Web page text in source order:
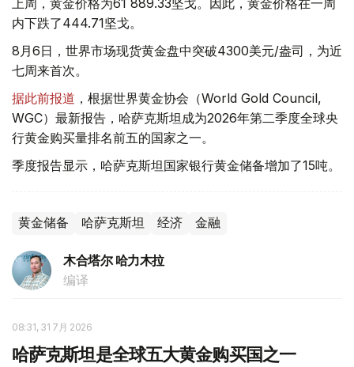
上周，黄金价格为61 889.33坚戈。因此，黄金价格在一周
内下跌了444.71坚戈。
8月6日，世界市场现货黄金盘中突破4300美元/盎司，为近
七周来首次。
据此前报道 ，根据世界黄金协会（World Gold Council,
WGC）最新报告，哈萨克斯坦成为2026年第二季度全球央
行黄金购买量排名前五的国家之一。
季度报告显示，哈萨克斯坦国家银行黄金储备增加了15吨。
黄金储备 哈萨克斯坦 经济 金融
木合塔尔 哈力木拉
编译
08:31, 31 7月 2026
哈萨克斯坦是全球五大黄金购买国之一